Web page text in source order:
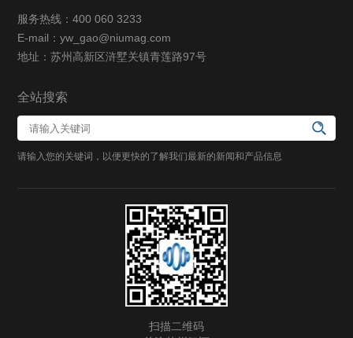
服务热线：400 060 3233
E-mail：yw_gao@niumag.com
地址：苏州高新区浒墅关镇青莲路97号
全站搜索
请输入您的关键词，以便更快的了解我们最新的新闻和产品信息
扫描二维码